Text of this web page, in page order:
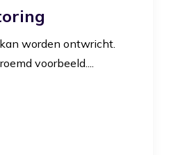
worden ontwricht.
voorbeeld....